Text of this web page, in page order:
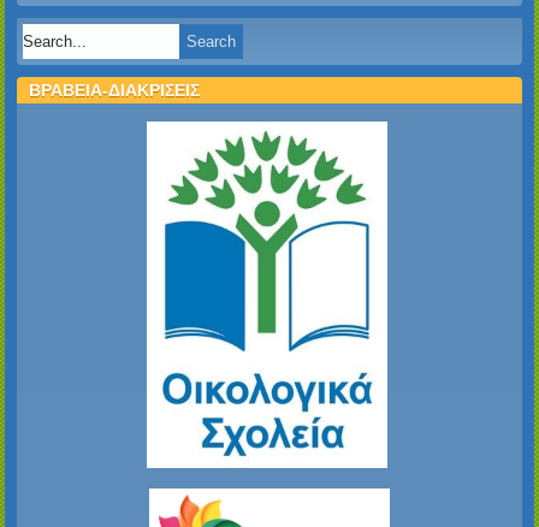
ΒΡΑΒΕΙΑ-ΔΙΑΚΡΙΣΕΙΣ